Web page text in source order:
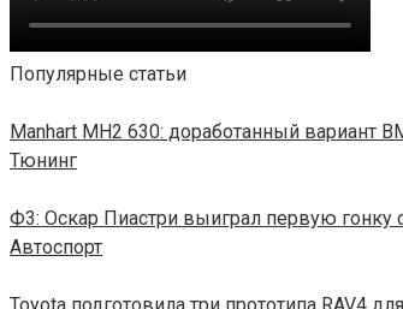
Популярные статьи
Manhart MH2 630: доработанный вариант
Тюнинг
Ф3: Оскар Пиастри выиграл первую гонку
Автоспорт